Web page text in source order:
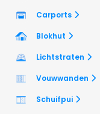
Carports
Blokhut
Lichtstraten
Vouwwanden
Schuifpui